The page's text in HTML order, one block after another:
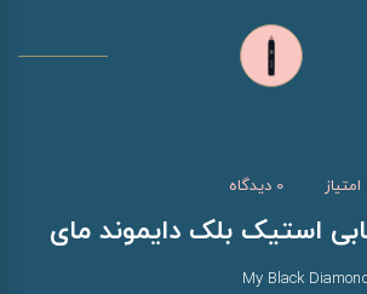
امتیاز 0 دیدگاه
استیک بلک دایموند مای
My Black